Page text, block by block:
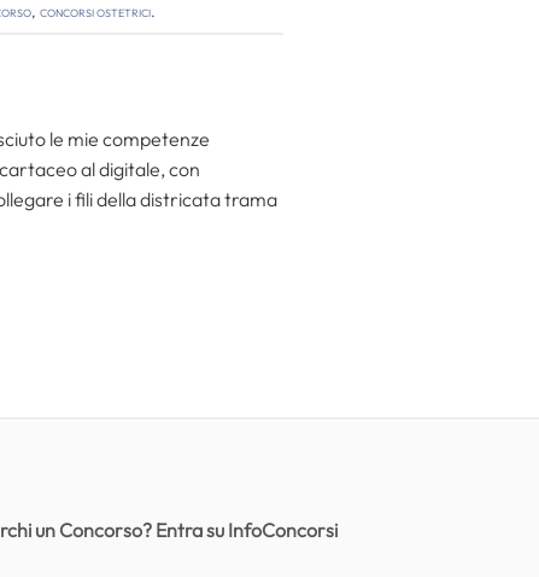
, concorsi ostetrici.
le mie competenze
al digitale, con
i fili della districata trama
un Concorso? Entra su InfoConcorsi